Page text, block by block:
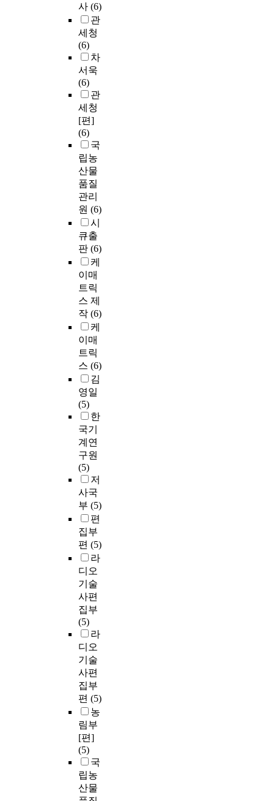
사 (6)
관
세청
(6)
차
서욱
(6)
관
세청
[편]
(6)
국
립농
산물
품질
관리
원 (6)
시
큐출
판 (6)
케
이매
트릭
스 제
작 (6)
케
이매
트릭
스 (6)
김
영일
(5)
한
국기
계연
구원
(5)
저
사국
부 (5)
편
집부
편 (5)
라
디오
기술
사편
집부
(5)
라
디오
기술
사편
집부
편 (5)
농
림부
[편]
(5)
국
립농
산물